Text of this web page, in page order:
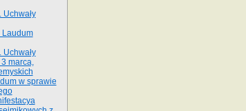
Laudum
marca,
w sprawie